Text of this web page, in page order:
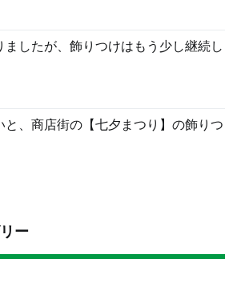
したが、飾りつけはもう少し継続し
と、商店街の【七夕まつり】の飾りつ
ー